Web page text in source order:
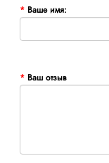
Ваше имя:
Ваш отзыв